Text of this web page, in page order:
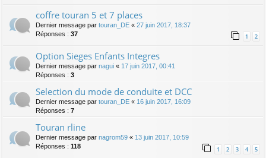
coffre touran 5 et 7 places
Dernier message par touran_DE « 27 juin 2017, 18:37
Réponses : 37 1 2
Option Sieges Enfants Integres
Dernier message par nagui « 17 juin 2017, 00:41
Réponses : 3
Selection du mode de conduite et DCC
Dernier message par touran_DE « 16 juin 2017, 16:09
Réponses : 7
Touran rline
Dernier message par nagrom59 « 13 juin 2017, 10:59
Réponses : 118 1 2 3 4 5